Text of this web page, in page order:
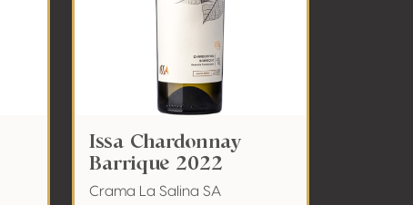
Issa Chardonnay
Barrique 2022
Crama La Salina SA